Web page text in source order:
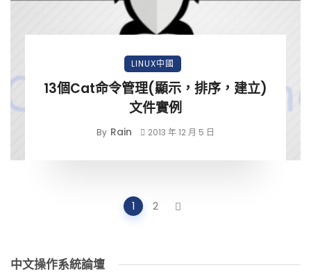
LINUX中國
13個Cat命令管理(顯示，排序，建立)
文件實例
By Rain 2013 年 12 月 5 日
1 2
中文操作系統論壇